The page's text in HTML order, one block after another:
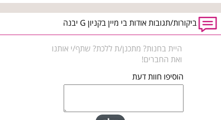
ביקורות/תגובות אודות בי מיין בקניון G יבנה
היית בחנות? מתכנן/ת ללכת? שתף/י אותנו
ואת החברים!
הוסיפו חוות דעת